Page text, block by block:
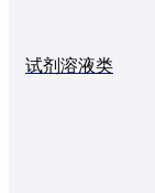
试剂溶液类